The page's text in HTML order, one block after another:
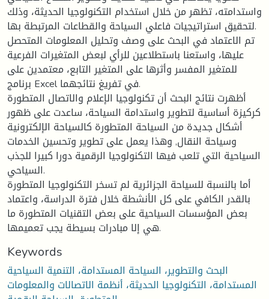
واستدامته، تظهر من خلال استخدام التكنولوجيا الحديثة، وذلك
لتحقيق استراتيجيات فاعلي السياحة والقطاعات المرتبطة بها.
تم الاعتماد في البحث على وصف وتحليل المعلومات المتحصل
عليها، واستعنا باستطلاعين للرأي لبعض المتغيرات الفرعية
للمتغير المفسر وأثرها على المتغير التابع، معتمدين على
برنامج Excel في تفريغ نتائجهما.
أظهرت نتائج البحث أن تكنولوجيا الإعلام والاتصال المتطورة
كركيزة أساسية لتطوير واستدامة السياحة، ساعدت على ظهور
أشكال جديدة من السياحة المتطورة كالسياحة الإلكترونية
وسياحة النقال, وهذا يعمل على تطوير وتحسين الخدمات
السياحية التي تلعب فيها التكنولوجيا الرقمية دورا كبيرا للجذب
السياحي.
أما بالنسبة للسياحة الجزائرية لم تسخر التكنولوجيا المتطورة
بالقدر الكافي على كل الأنشطة خلال فترة الدراسة، واعتماد
بعض المؤسسات السياحية على بعض التقنيات المتطورة ما
هي إلا مبادرات بسيطة يجب تعميمها.
Keywords
البحث والتطوير، السياحة المستدامة، التنمية السياحية
المستدامة، التكنولوجيا الحديثة، أنظمة الاتصالات والمعلومات